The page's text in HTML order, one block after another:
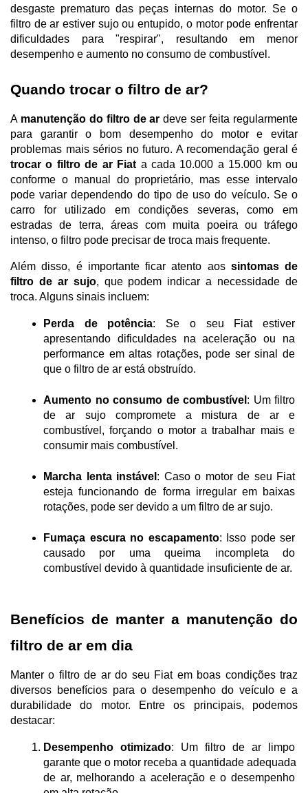
desgaste prematuro das peças internas do motor. Se o
filtro de ar estiver sujo ou entupido, o motor pode enfrentar
dificuldades para "respirar", resultando em menor
desempenho e aumento no consumo de combustível.
Quando trocar o filtro de ar?
A manutenção do filtro de ar deve ser feita regularmente
para garantir o bom desempenho do motor e evitar
trocar o filtro de ar Fiat a cada 10.000 a 15.000 km ou
conforme o manual do proprietário, mas esse intervalo
pode variar dependendo do tipo de uso do veículo. Se o
carro for utilizado em condições severas, como em
estradas de terra, áreas com muita poeira ou tráfego
intenso, o filtro pode precisar de troca mais frequente.
Além disso, é importante ficar atento aos sintomas de
filtro de ar sujo, que podem indicar a necessidade de
troca. Alguns sinais incluem:
Perda de potência: Se o seu Fiat estiver
apresentando dificuldades na aceleração ou na
performance em altas rotações, pode ser sinal de
que o filtro de ar está obstruído.
Aumento no consumo de combustível : Um filtro
de ar sujo compromete a mistura de ar e
combustível, forçando o motor a trabalhar mais e
consumir mais combustível.
Marcha lenta instável : Caso o motor de seu Fiat
esteja funcionando de forma irregular em baixas
rotações, pode ser devido a um filtro de ar sujo.
Fumaça escura no escapamento: Isso pode ser
causado por uma queima incompleta do
combustível devido à quantidade insuficiente de ar.
Benefícios de manter a manutenção do
filtro de ar em dia
Manter o filtro de ar do seu Fiat em boas condições traz
diversos benefícios para o desempenho do veículo e a
durabilidade do motor. Entre os principais, podemos
destacar:
Desempenho otimizado: Um filtro de ar limpo
garante que o motor receba a quantidade adequada
de ar, melhorando a aceleração e o desempenho